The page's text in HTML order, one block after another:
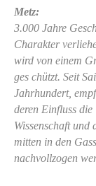
Metz:
3.000 Jahre
Charakter
wird von einem
ges chützt. Seit
Jahrhundert,
deren Einfluss
Wissenschaft
mitten in den
nachvollzogen